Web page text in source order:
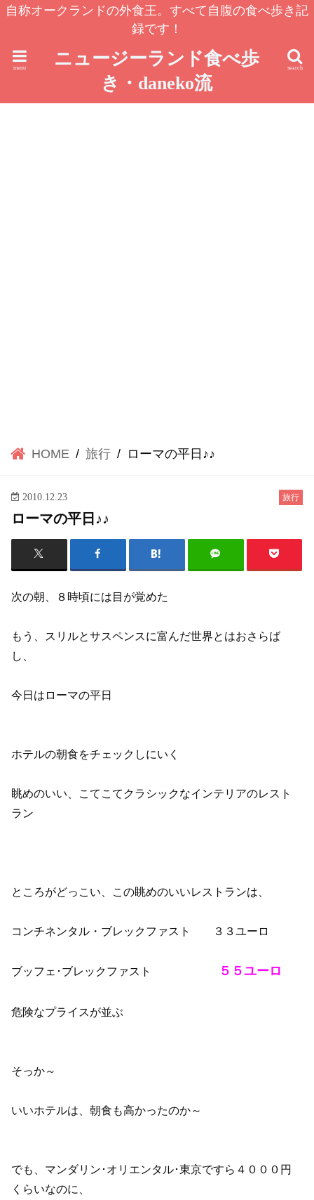
自称オークランドの外食王。すべて自腹の食べ歩き記
録です！
ニュージーランド食べ歩
き・daneko流
search
menu
HOME 旅行 ローマの平日♪♪
旅行
2010.12.23
ローマの平日♪♪
次の朝、８時頃には目が覚めた
もう、スリルとサスペンスに富んだ世界とはおさらば
し、
今日はローマの平日
ホテルの朝食をチェックしにいく
眺めのいい、こてこてクラシックなインテリアのレスト
ラン
ところがどっこい、この眺めのいいレストランは、
コンチネンタル・ブレックファスト ３３ユーロ
ブッフェ･ブレックファスト ５５ユーロ
危険なプライスが並ぶ
そっか～
いいホテルは、朝食も高かったのか～
でも、マンダリン･オリエンタル･東京ですら４０００円
くらいなのに、